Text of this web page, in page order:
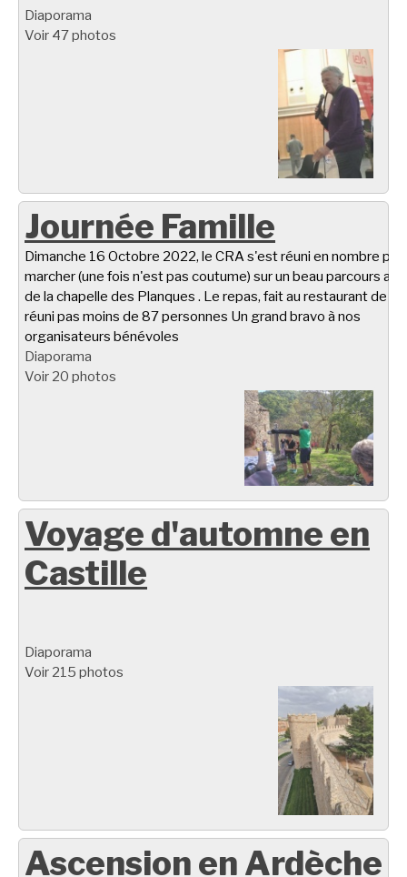
Diaporama
Voir 47 photos
Journée Famille
Dimanche 16 Octobre 2022, le CRA s'est réuni en nombre
marcher (une fois n'est pas coutume) sur un beau parcours
de la chapelle des Planques . Le repas, fait au restaurant de
réuni pas moins de 87 personnes Un grand bravo à nos
organisateurs bénévoles
Diaporama
Voir 20 photos
Voyage d'automne en
Castille
Diaporama
Voir 215 photos
Ascension en Ardèche